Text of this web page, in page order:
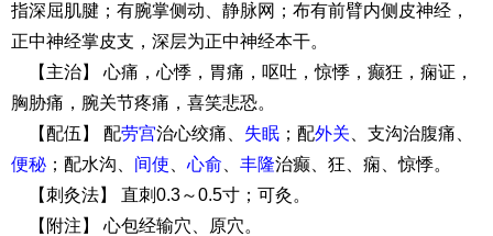
指深屈肌腱；有腕掌侧动、静脉网；布有前臂内侧皮神经，
正中神经掌皮支，深层为正中神经本干。
【主治】 心痛，心悸，胃痛，呕吐，惊悸，癫狂，痫证，
胸胁痛，腕关节疼痛，喜笑悲恐。
【配伍】 配劳宫治心绞痛、 失眠 ；配外关 、支沟治腹痛、
便秘 ；配水沟、 间使 心俞 丰隆治癫、狂、痫、惊悸。
【刺灸法】 直刺0.3～0.5寸；可灸。
【附注】 心包经输穴、原穴。